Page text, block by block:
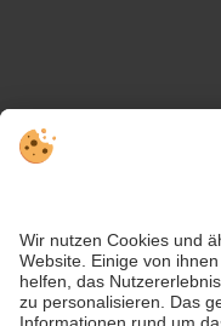
VIVODolomiti ist das